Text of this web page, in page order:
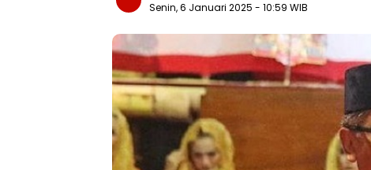
Senin, 6 Januari 2025 - 10:59 WIB